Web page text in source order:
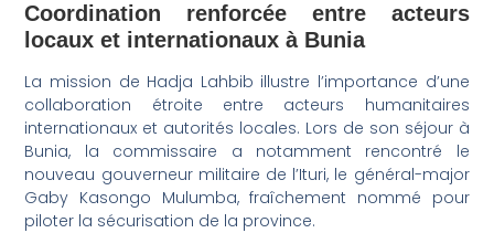
Coordination renforcée entre acteurs
locaux et internationaux à Bunia
La mission de Hadja Lahbib illustre l’importance d’une
collaboration étroite entre acteurs humanitaires
internationaux et autorités locales. Lors de son séjour à
Bunia, la commissaire a notamment rencontré le
nouveau gouverneur militaire de l’Ituri, le général-major
Gaby Kasongo Mulumba, fraîchement nommé pour
piloter la sécurisation de la province.